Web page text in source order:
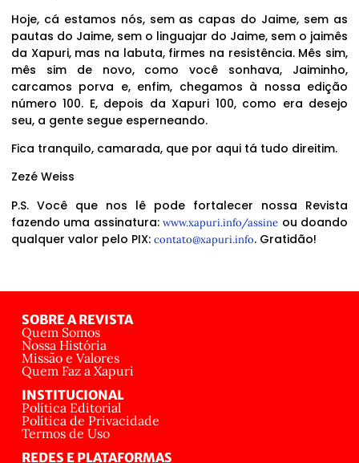
Hoje, cá estamos nós, sem as capas do Jaime, sem as
pautas do Jaime, sem o linguajar do Jaime, sem o jaimês
da Xapuri, mas na labuta, firmes na resistência. Mês sim,
mês sim de novo, como você sonhava, Jaiminho,
carcamos porva e, enfim, chegamos à nossa edição
número 100. E, depois da Xapuri 100, como era desejo
seu, a gente segue esperneando.
Fica tranquilo, camarada, que por aqui tá tudo direitim.
Zezé Weiss
P.S. Você que nos lê pode fortalecer nossa Revista
fazendo uma assinatura:www.xapuri.info/assine ou doando
qualquer valor pelo PIX: contato@xapuri.info. Gratidão!
SOBRE A REVISTA
Quem Somos
Nossa História
Missão e Valores
Quem Faz a Xapuri
INSTITUCIONAL
Política Editorial
Política de Privacidade
Termos de Uso
REDES E PLATAFORMAS